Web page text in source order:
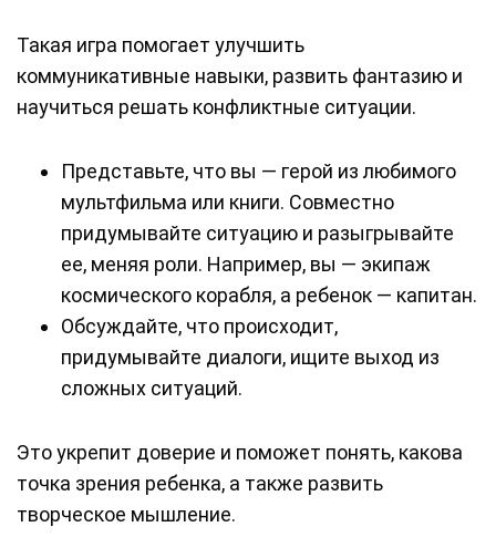
Такая игра помогает улучшить
коммуникативные навыки, развить фантазию и
научиться решать конфликтные ситуации.
Представьте, что вы — герой из любимого
мультфильма или книги. Совместно
придумывайте ситуацию и разыгрывайте
ее, меняя роли. Например, вы — экипаж
космического корабля, а ребенок — капитан.
Обсуждайте, что происходит,
придумывайте диалоги, ищите выход из
сложных ситуаций.
Это укрепит доверие и поможет понять, какова
точка зрения ребенка, а также развить
творческое мышление.